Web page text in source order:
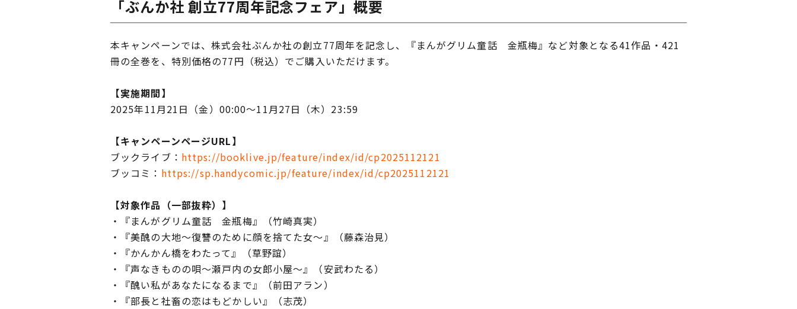
「ぶんか社 創立77周年記念フェア」概要
本キャンペーンでは、株式会社ぶんか社の創立77周年を記念し、『まんがグリム童話 金瓶梅』など対象となる41作品・421
冊の全巻を、特別価格の77円（税込）でご購入いただけます。
【実施期間】
2025年11月21日（金）00:00～11月27日（木）23:59
【キャンペーンページURL】
ブックライブ： https://booklive.jp/feature/index/id/cp2025112121
ブッコミ： https://sp.handycomic.jp/feature/index/id/cp2025112121
【対象作品（一部抜粋）】
・『まんがグリム童話 金瓶梅』（竹崎真実）
・『美醜の大地～復讐のために顔を捨てた女～』（藤森治見）
・『かんかん橋をわたって』（草野誼）
・『声なきものの唄～瀬戸内の女郎小屋～』（安武わたる）
・『醜い私があなたになるまで』（前田アラン）
・『部長と社畜の恋はもどかしい』（志茂）